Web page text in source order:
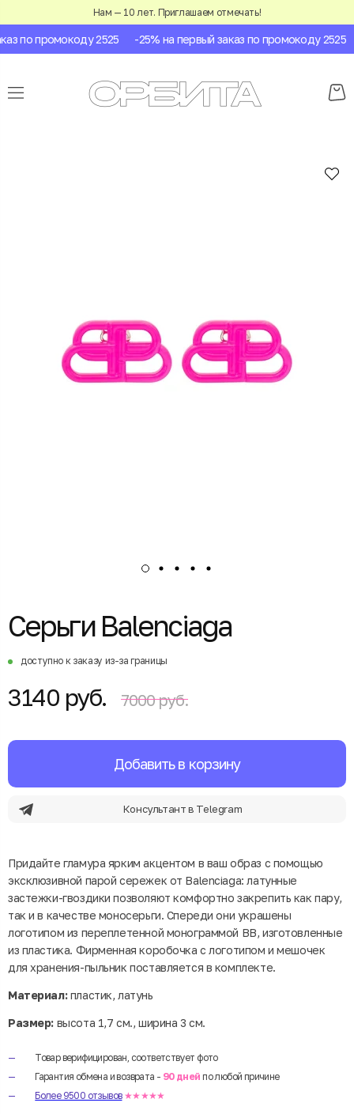
Нам — 10 лет. Приглашаем отмечать!
по промокоду 2525 -25% на первый заказ по промокоду 2525
Серьги Balenciaga
доступно к заказу из-за границы
3140 руб. 7000 руб.
Добавить в корзину
Консультант в Telegram
Придайте гламура ярким акцентом в ваш образ с помощью
эксклюзивной парой сережек от Balenciaga: латунные
застежки-гвоздики позволяют комфортно закрепить как пару,
так и в качестве моносерьги. Спереди они украшены
логотипом из переплетенной монограммой BB, изготовленные
из пластика. Фирменная коробочка с логотипом и мешочек
для хранения-пыльник поставляется в комплекте.
Материал:пластик, латунь
Размер: высота 1,7 см., ширина 3 см.
Товар верифицирован, соответствует фото
Гарантия обмена и возврата - 90 дней по любой причине
Более 9500 отзывов ★★★★★